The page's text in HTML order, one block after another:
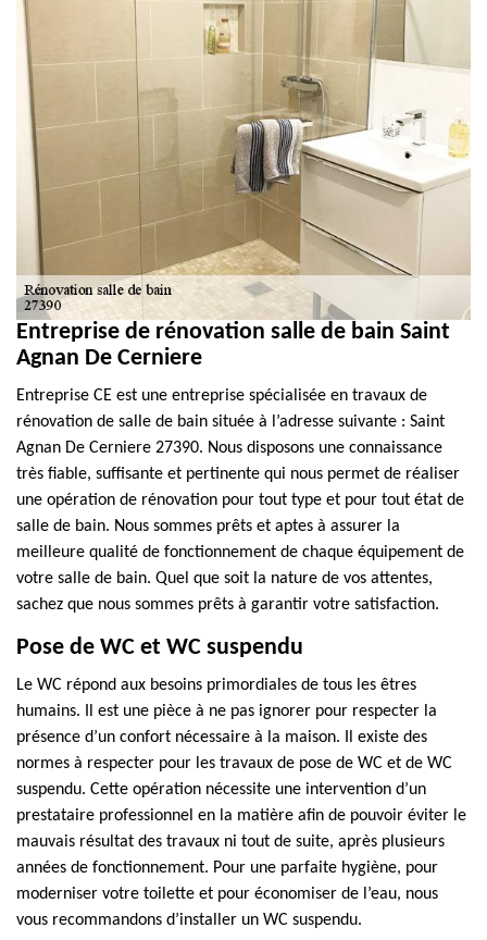
Entreprise de rénovation salle de bain Saint
Agnan De Cerniere
Entreprise CE est une entreprise spécialisée en travaux de
rénovation de salle de bain située à l’adresse suivante : Saint
Agnan De Cerniere 27390. Nous disposons une connaissance
très fiable, suffisante et pertinente qui nous permet de réaliser
une opération de rénovation pour tout type et pour tout état de
salle de bain. Nous sommes prêts et aptes à assurer la
meilleure qualité de fonctionnement de chaque équipement de
votre salle de bain. Quel que soit la nature de vos attentes,
sachez que nous sommes prêts à garantir votre satisfaction.
Pose de WC et WC suspendu
Le WC répond aux besoins primordiales de tous les êtres
humains. Il est une pièce à ne pas ignorer pour respecter la
présence d’un confort nécessaire à la maison. Il existe des
normes à respecter pour les travaux de pose de WC et de WC
suspendu. Cette opération nécessite une intervention d’un
prestataire professionnel en la matière afin de pouvoir éviter le
mauvais résultat des travaux ni tout de suite, après plusieurs
années de fonctionnement. Pour une parfaite hygiène, pour
moderniser votre toilette et pour économiser de l’eau, nous
vous recommandons d’installer un WC suspendu.